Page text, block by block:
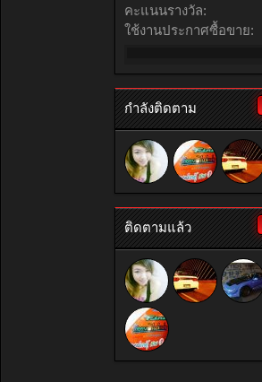
คะแนนรางวัล:
ใช้งานประกาศซื้อขาย:
กำลังติดตาม
ติดตามแล้ว